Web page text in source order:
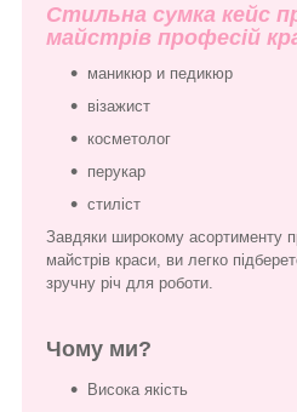
Стильна сумка кейс
майстрів професій
маникюр и педикюр
візажист
косметолог
перукар
стиліст
Завдяки широкому асортименту
майстрів краси, ви легко
зручну річ для роботи.
Чому ми?
Висока якість